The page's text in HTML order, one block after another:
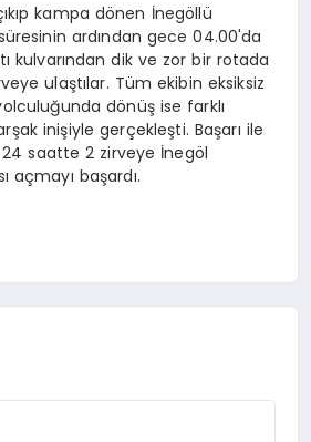
kampa dönen İnegöllü
ardından gece 04.00'da
kulvarından dik ve zor bir rotada
ulaştılar. Tüm ekibin eksiksiz
dönüş ise farklı
inişiyle gerçekleşti. Başarı ile
saatte 2 zirveye İnegöl
açmayı başardı.